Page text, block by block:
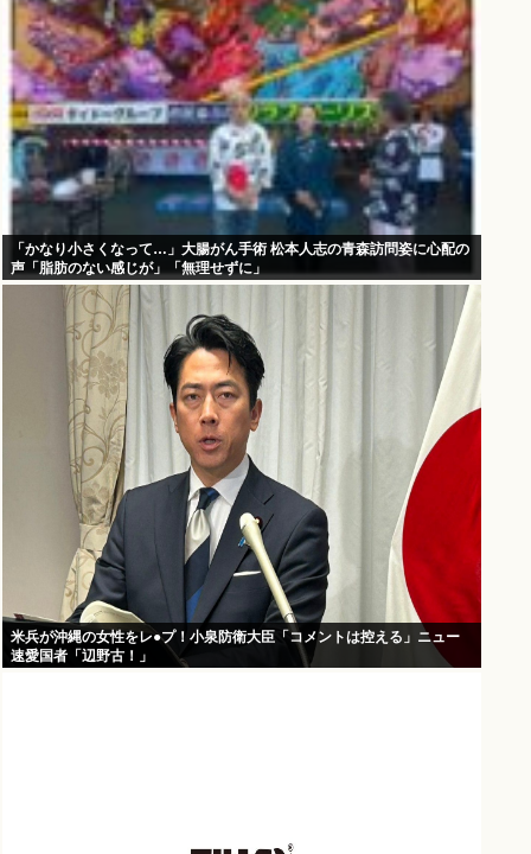
「かなり小さくなって…」大腸がん手術 松本人志の青森訪問姿に心配の
声「脂肪のない感じが」「無理せずに」
米兵が沖縄の女性をレ●プ！小泉防衛大臣「コメントは控える」ニュー
速愛国者「辺野古！」